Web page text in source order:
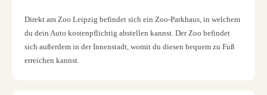
Direkt am Zoo Leipzig befindet sich ein Zoo-Parkhaus, in welchem
du dein Auto kostenpflichtig abstellen kannst. Der Zoo befindet
sich außerdem in der Innenstadt, womit du diesen bequem zu Fuß
erreichen kannst.